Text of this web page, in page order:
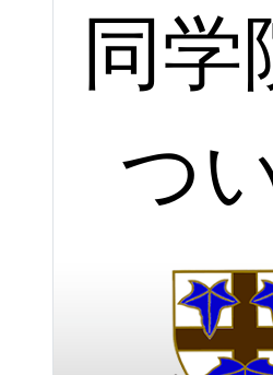
同学
つ